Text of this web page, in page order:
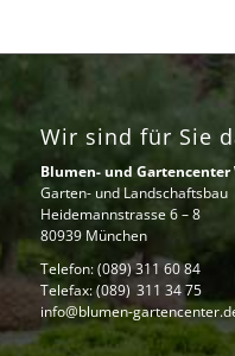
Wir sind für Sie
Blumen- und Gartencenter
Garten- und Landschaftsbau
Heidemannstrasse 6 – 8
80939 München
Telefon:(089) 311 60 84
Telefax: (089) 311 34 75
info@blumen-